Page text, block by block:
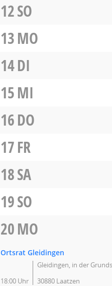
12SO
13MO
14DI
15MI
16DO
17FR
18SA
19SO
20MO
Ortsrat Gleidingen
18:00 Uhr
Gleidingen, in der
30880 Laatzen